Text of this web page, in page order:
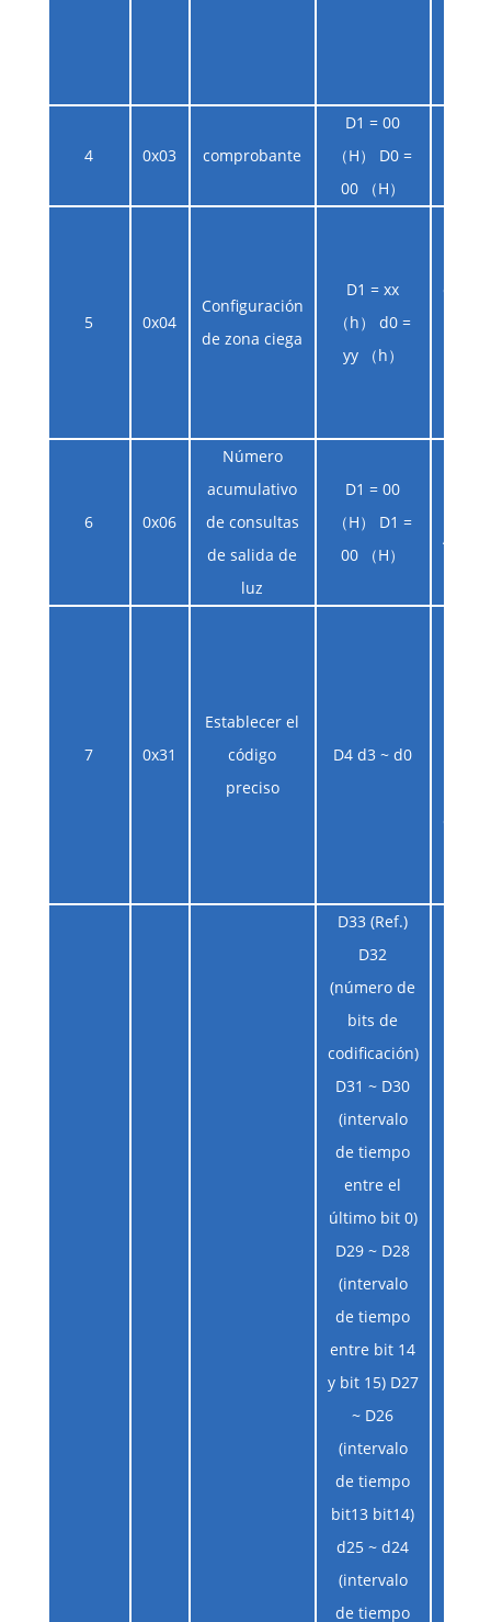
4 0x03 comprobante
D1 = 00
（H） D0 =
00 （H）
5 0x04
Configuración
de zona ciega
D1 = xx
（h） d0 =
yy （h）
ciega,
6 0x06
Número
acumulativo
de consultas
de salida de
luz
D1 = 00
（H） D1 =
00 （H）
7 0x31
Establecer el
código
preciso
D4 d3 ~ d0
el
D33 (Ref.)
D32
(número de
bits de
codificación)
D31 ~ D30
(intervalo
de tiempo
entre el
último bit 0)
D29 ~ D28
(intervalo
de tiempo
entre bit 14
y bit 15) D27
~ D26
(intervalo
de tiempo
bit13 bit14)
d25 ~ d24
(intervalo
de tiempo